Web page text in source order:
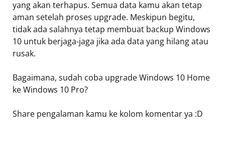
yang akan terhapus. Semua data kamu akan tetap
aman setelah proses upgrade. Meskipun begitu,
tidak ada salahnya tetap membuat backup Windows
10 untuk berjaga-jaga jika ada data yang hilang atau
rusak.
Bagaimana, sudah coba upgrade Windows 10 Home
ke Windows 10 Pro?
Share pengalaman kamu ke kolom komentar ya :D